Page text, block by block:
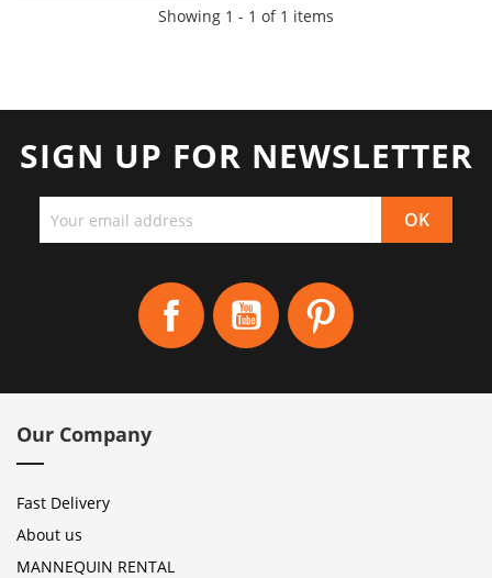
Showing 1 - 1 of 1 items
SIGN UP FOR NEWSLETTER
Facebook YouTube
Our Company
Fast Delivery
About us
MANNEQUIN RENTAL